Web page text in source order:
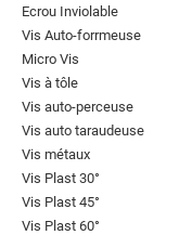
Ecrou Inviolable
Vis Auto-forrmeuse
Micro Vis
Vis à tôle
Vis auto-perceuse
Vis auto taraudeuse
Vis métaux
Vis Plast 30°
Vis Plast 45°
Vis Plast 60°